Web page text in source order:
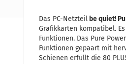
Das PC-Netzteilbe quiet!
Grafikkarten kompatibel.
Funktionen. Das Pure
Funktionen gepaart mit
Schienen erfüllt die 80